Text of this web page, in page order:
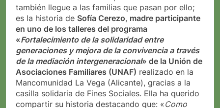
también llegue a las familias que pasan por ello;
es la historia de Sofía Cerezo, madre participante
en uno de los talleres del programa
«Fortalecimiento de la solidaridad entre
generaciones y mejora de la convivencia a través
de la mediación intergeneracional» de la Unión de
Asociaciones Familiares (UNAF) realizado en la
Mancomunidad La Vega (Alicante), gracias a la
casilla solidaria de Fines Sociales. Ella ha querido
compartir su historia destacando que: «Como